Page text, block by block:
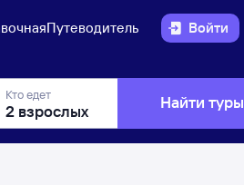
Путеводитель Войти
Кто едет Найти туры